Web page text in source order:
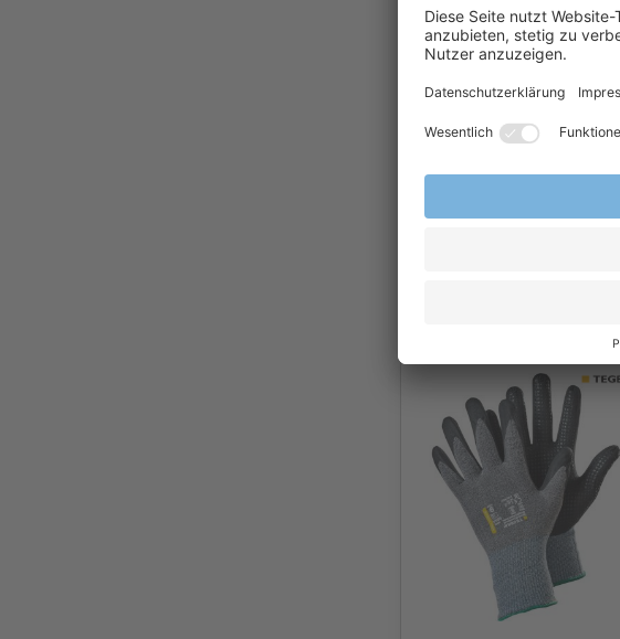
TEGERA® 931
Nylonhandschuhe mit
Tegera by ejendals